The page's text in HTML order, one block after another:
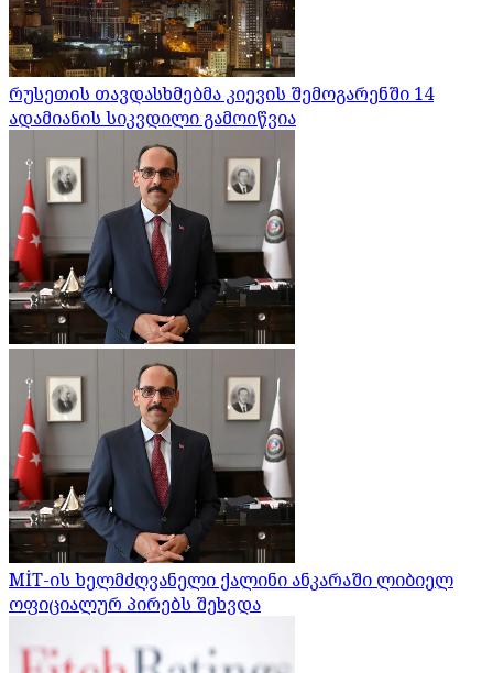
რუსეთის თავდასხმებმა კიევის შემოგარენში 14
ადამიანის სიკვდილი გამოიწვია
MİT-ის ხელმძღვანელი ქალინი ანკარაში ლიბიელ
ოფიციალურ პირებს შეხვდა